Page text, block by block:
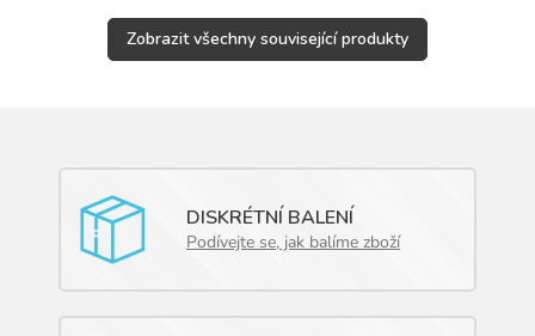
Zobrazit všechny související produkty
DISKRÉTNÍ BALENÍ
Podívejte se, jak balíme zboží